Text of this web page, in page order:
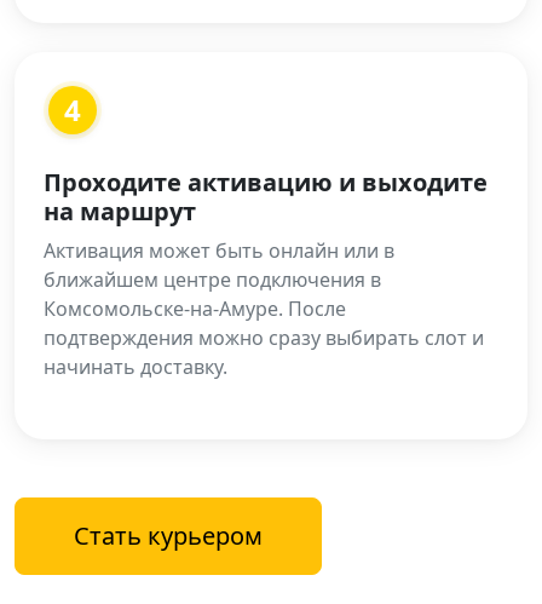
4
Проходите активацию и выходите
на маршрут
Активация может быть онлайн или в
ближайшем центре подключения в
Комсомольске-на-Амуре. После
подтверждения можно сразу выбирать слот и
начинать доставку.
Стать курьером